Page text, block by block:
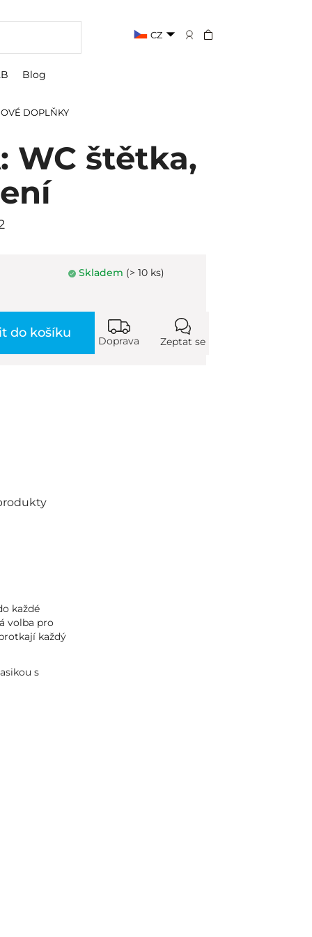
Blog
CZ
DOPLŇKY
WC štětka,
Skladem (> 10 ks)
do košíku
Doprava Zeptat se
každé
volba pro
každý
s